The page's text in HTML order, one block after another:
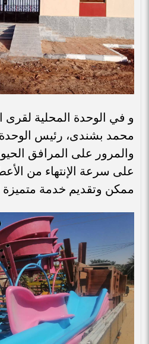
و في الوحدة المحلية لقرى
محمد بشندى، رئيس
والمرور على المرافق
على سرعة الإنتهاء من
ممكن وتقديم خدمة متميزة